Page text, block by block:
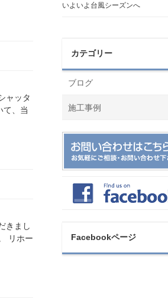
ャッタ
て、当
きまし
リホー
いよいよ台風シーズンへ
カテゴリー
ブログ
施工事例
Facebookページ